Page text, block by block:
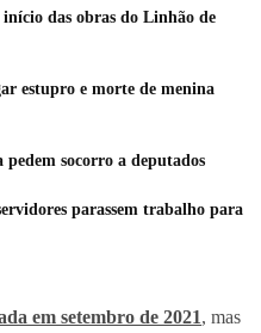
das obras do Linhão de
estupro e morte de menina
socorro a deputados
parassem trabalho para
em setembro de 2021, mas